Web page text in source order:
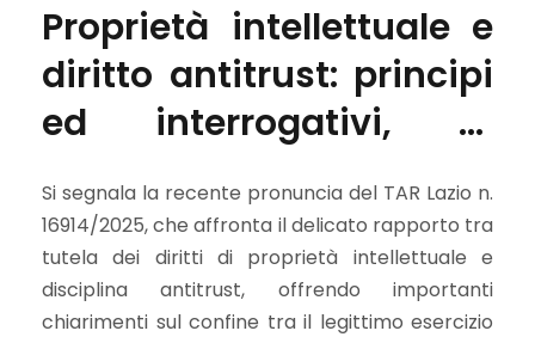
Proprietà intellettuale e
diritto antitrust: principi
ed interrogativi, in
costituzionale
Si segnala la recente pronuncia del TAR Lazio n.
16914/2025, che affronta il delicato rapporto tra
tutela dei diritti di proprietà intellettuale e
disciplina antitrust, offrendo importanti
chiarimenti sul confine tra il legittimo esercizio